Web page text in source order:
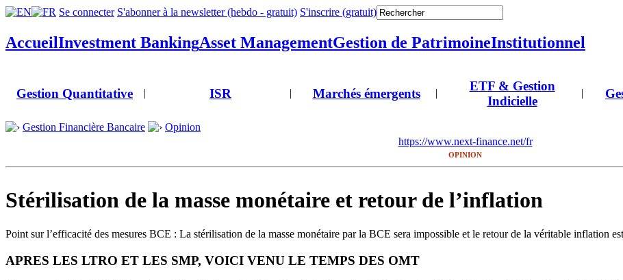
Se connecter S'abonner à la newsletter (hebdo - gratuit) S'inscrire (gratuit)
AccueilInvestment BankingAsset ManagementGestion de PatrimoineInstitutionnel
Gestion Quantitative | ISR | Marchés émergents |
ETF & Gestion
Indicielle
|
Gestion Financière Bancaire
Opinion
https://www.next-finance.net/fr
OPINION
Stérilisation de la masse monétaire et retour de l’inflation
Point sur l’efficacité des mesures BCE : La stérilisation de la masse monétaire par la BCE sera impossible et le retour de la véritable inflation
APRES LES LTRO ET LES SMP, VOICI VENU LE TEMPS DES OMT